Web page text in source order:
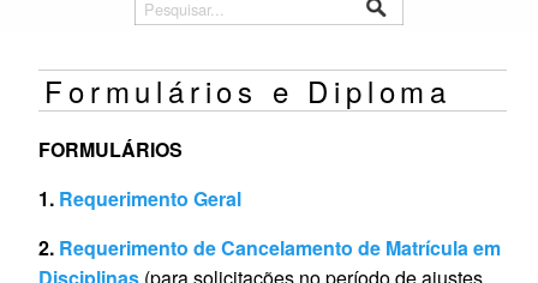
Formulários e Diploma
FORMULÁRIOS
1. Requerimento Geral
2. Requerimento de Cancelamento de Matrícula em